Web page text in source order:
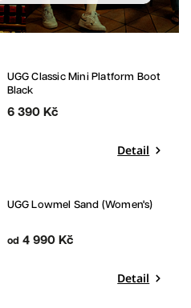
UGG Classic Mini Platform Boot
Black
6 390 Kč
Detail
UGG Lowmel Sand (Women's)
od 4 990 Kč
Detail